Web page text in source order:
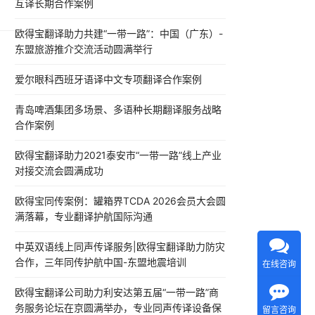
互译长期合作案例
欧得宝翻译助力共建“一带一路”：中国（广东）-
东盟旅游推介交流活动圆满举行
爱尔眼科西班牙语译中文专项翻译合作案例
青岛啤酒集团多场景、多语种长期翻译服务战略
合作案例
欧得宝翻译助力2021泰安市“一带一路”线上产业
对接交流会圆满成功
欧得宝同传案例：罐箱界TCDA 2026会员大会圆
满落幕，专业翻译护航国际沟通
中英双语线上同声传译服务|欧得宝翻译助力防灾
合作，三年同传护航中国-东盟地震培训
欧得宝翻译公司助力利安达第五届“一带一路”商
务服务论坛在京圆满举办，专业同声传译设备保
在线咨询
留言咨询